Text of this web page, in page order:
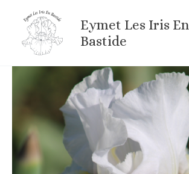
contenu
Eymet Les Iris En
Bastide
PÉTERSBURG